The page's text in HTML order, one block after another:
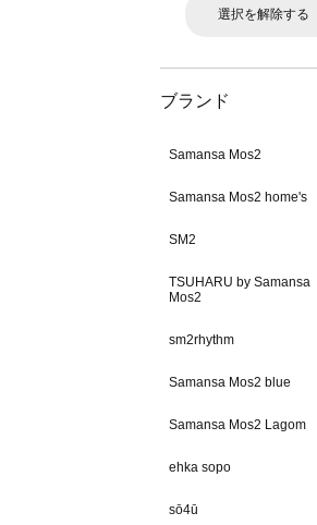
選択を解除する
ブランド
Samansa Mos2
Samansa Mos2 home's
SM2
TSUHARU by Samansa
Mos2
sm2rhythm
Samansa Mos2 blue
Samansa Mos2 Lagom
ehka sopo
sō4ū